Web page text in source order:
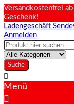
Versandkostenfrei
Geschenk!
Ladengeschäft
Anmelden
Suche

Menü
